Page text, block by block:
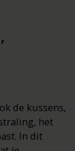
de kussens,
het
In dit